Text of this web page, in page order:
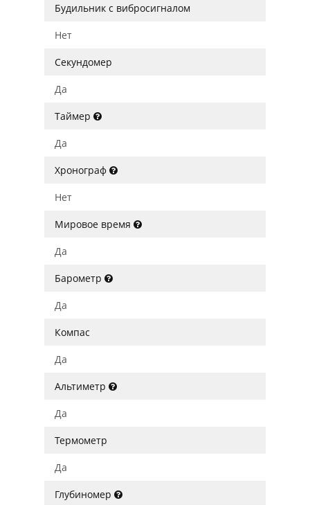
Будильник с вибросигналом
Нет
Секундомер
Да
Таймер
Да
Хронограф
Нет
Мировое время
Да
Барометр
Да
Компас
Да
Альтиметр
Да
Термометр
Да
Глубиномер